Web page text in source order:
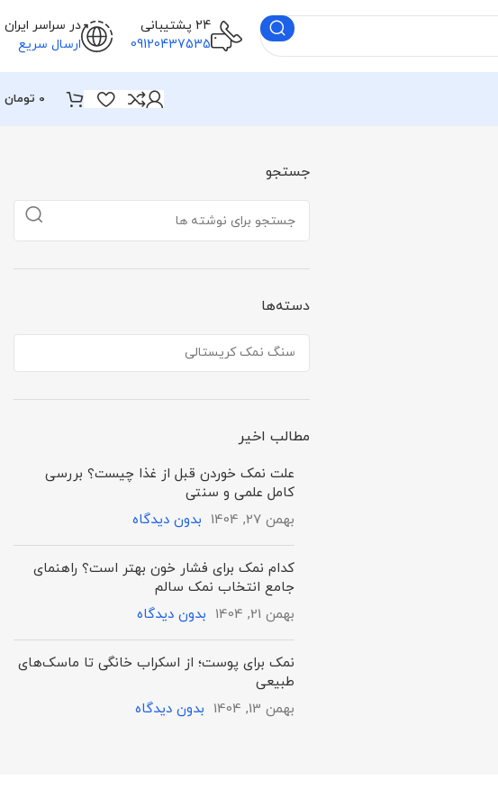
24 پشتیبانی
09120437535
در سراسر ایران
ارسال سریع
0 تومان
جستجو
دسته‌ها
مطالب اخیر
علت نمک خوردن قبل از غذا چیست؟ بررسی
کامل علمی و سنتی
بهمن 27, 1404
بدون دیدگاه
کدام نمک برای فشار خون بهتر است؟ راهنمای
جامع انتخاب نمک سالم
بهمن 21, 1404
بدون دیدگاه
نمک برای پوست؛ از اسکراب خانگی تا ماسک‌های
طبیعی
بهمن 13, 1404
بدون دیدگاه